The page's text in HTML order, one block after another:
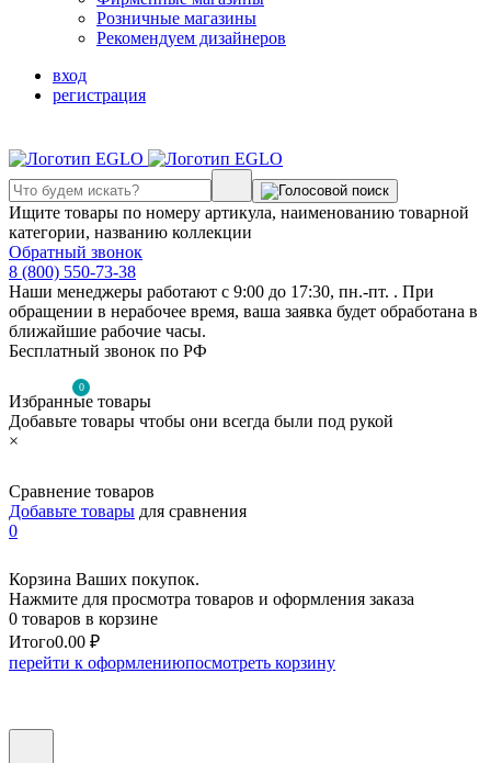
Розничные магазины
Рекомендуем дизайнеров
вход
регистрация
Ищите товары по номеру артикула, наименованию товарной
категории, названию коллекции
Обратный звонок
8 (800) 550-73-38
Наши менеджеры работают с 9:00 до 17:30, пн.-пт. . При
обращении в нерабочее время, ваша заявка будет обработана в
ближайшие рабочие часы.
Бесплатный звонок по РФ
0
Избранные товары
Добавьте товары чтобы они всегда были под рукой
×
Сравнение товаров
Добавьте товары для сравнения
0
Корзина Ваших покупок.
Нажмите для просмотра товаров и оформления заказа
0 товаров в корзине
Итого0.00 ₽
перейти к оформлениюпосмотреть корзину